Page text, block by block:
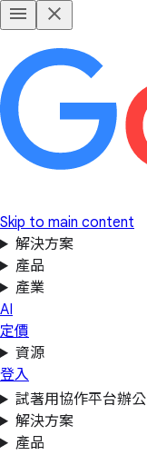
Skip to main content
解決方案
產品
產業
AI
定價
資源
登入
試著用協作平台辦公
解決方案
產品